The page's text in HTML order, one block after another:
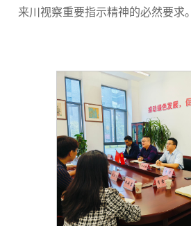
来川视察重要指示精神的必然要求。